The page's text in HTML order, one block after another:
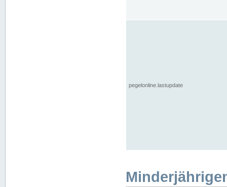
pegelonline.lastupdate